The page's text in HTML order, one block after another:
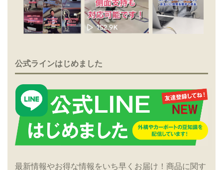
公式ラインはじめました
最新情報やお得な情報をいち早くお届け！商品に関す